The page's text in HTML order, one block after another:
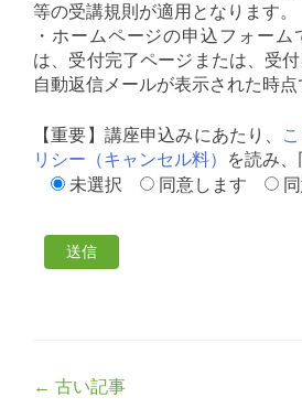
等の受講規則が適用となります。
・ホームページの申込フォー
は、受付完了ページまたは、受
自動返信メールが表示された時点
【重要】講座申込みにあたり、
リシー（キャンセル料）
を読み、
未選択
同意します
Post
← 古い記事